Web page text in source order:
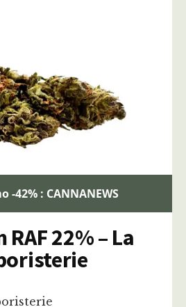
-42% : CANNANEWS
22% – La